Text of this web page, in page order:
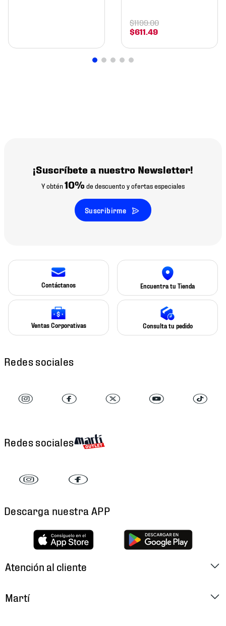
$611.49
$1199.00
¡Suscríbete a nuestro Newsletter!
Y obtén10% de descuento y ofertas especiales
Suscribirme
Contáctanos Encuentra tu Tienda
Ventas Corporativas Consulta tu pedido
Redes sociales
Redes sociales
Descarga nuestra APP
Atención al cliente
Martí